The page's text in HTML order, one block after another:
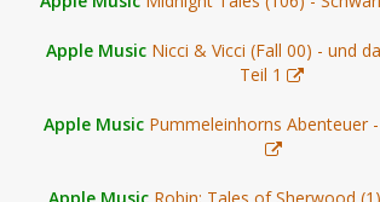
Apple Music Nicci & Vicci (Fall 00) - und
Teil 1
Apple Music Pummeleinhorns Abenteuer